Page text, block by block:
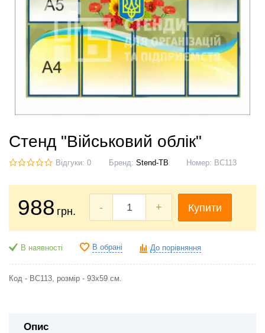
Стенд "Військовий облік"
Відгуки: 0 Бренд: Stend-TB Номер: ВС113
988 грн. - + Купити
В наявності В обрані До порівняння
Код - ВС113, розмір - 93х59 см.
Опис